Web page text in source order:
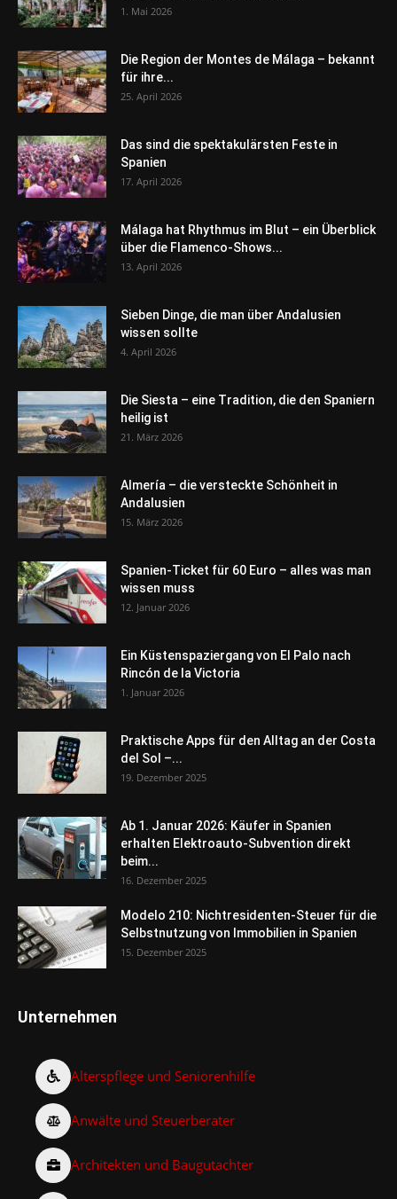
1. Mai 2026
Die Region der Montes de Málaga – bekannt
für ihre...
25. April 2026
Das sind die spektakulärsten Feste in
Spanien
17. April 2026
Málaga hat Rhythmus im Blut – ein Überblick
über die Flamenco-Shows...
13. April 2026
Sieben Dinge, die man über Andalusien
wissen sollte
4. April 2026
Die Siesta – eine Tradition, die den Spaniern
heilig ist
21. März 2026
Almería – die versteckte Schönheit in
Andalusien
15. März 2026
Spanien-Ticket für 60 Euro – alles was man
wissen muss
12. Januar 2026
Ein Küstenspaziergang von El Palo nach
Rincón de la Victoria
1. Januar 2026
Praktische Apps für den Alltag an der Costa
del Sol –...
19. Dezember 2025
Ab 1. Januar 2026: Käufer in Spanien
erhalten Elektroauto-Subvention direkt
beim...
16. Dezember 2025
Modelo 210: Nichtresidenten-Steuer für die
Selbstnutzung von Immobilien in Spanien
15. Dezember 2025
Unternehmen
Alterspflege und Seniorenhilfe
Anwälte und Steuerberater
Architekten und Baugutachter